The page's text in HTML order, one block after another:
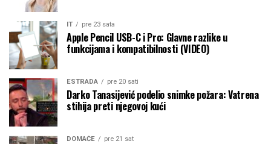
IT pre 23 sata
Apple Pencil USB-C i Pro: Glavne razlike u
funkcijama i kompatibilnosti (VIDEO)
ESTRADA pre 20 sati
Darko Tanasijević podelio snimke požara: Vatrena
stihija preti njegovoj kući
DOMAĆE pre 21 sat